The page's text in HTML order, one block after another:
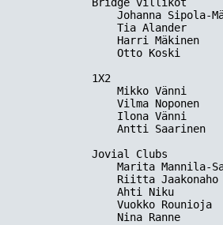
Johanna Sipola-
Tia Alander
Harri Mäkinen
Otto Koski
1X2
Mikko Vänni
Vilma Noponen
Ilona Vänni
Antti Saarinen
Jovial Clubs
Marita Mannila-
Riitta Jaakonaho
Ahti Niku
Vuokko Rounioja
Nina Ranne